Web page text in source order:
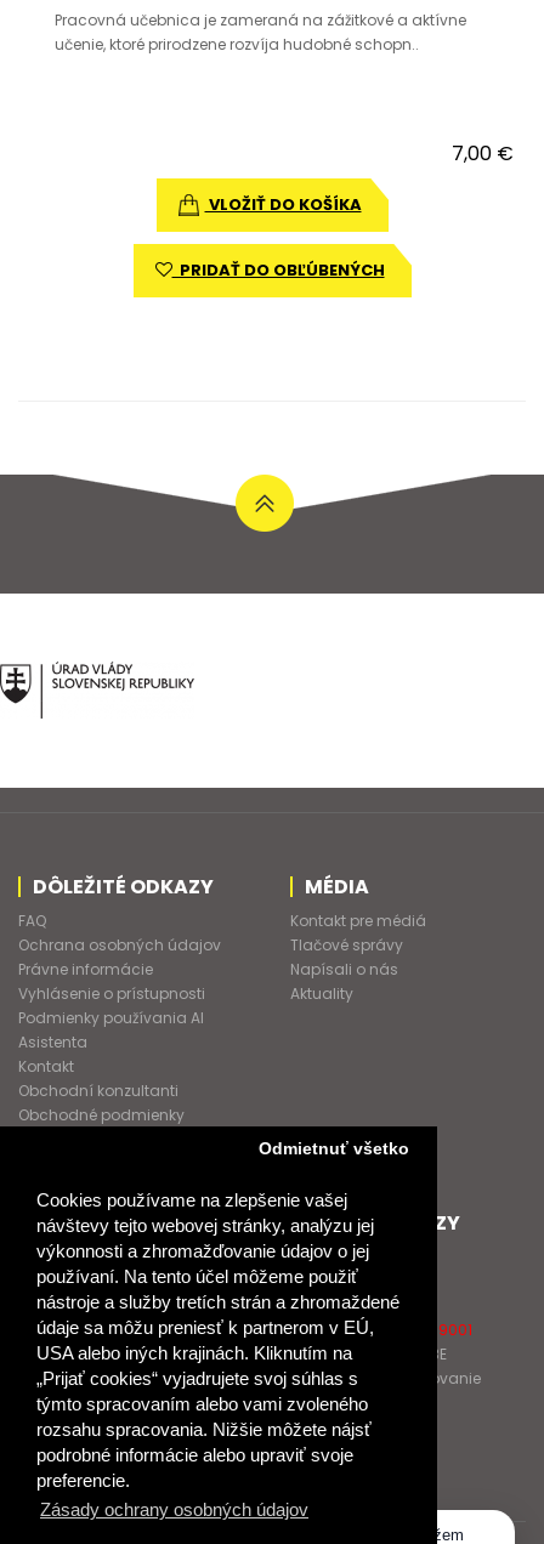
Cookies používame na zlepšenie vašej
návštevy tejto webovej stránky, analýzu jej
výkonnosti a zhromažďovanie údajov o jej
používaní. Na tento účel môžeme použiť
nástroje a služby tretích strán a zhromaždené
údaje sa môžu preniesť k partnerom v EÚ,
USA alebo iných krajinách. Kliknutím na
„Prijať cookies“ vyjadrujete svoj súhlas s
týmto spracovaním alebo vami zvoleného
rozsahu spracovania. Nižšie môžete nájsť
podrobné informácie alebo upraviť svoje
preferencie.
Zásady ochrany osobných údajov
Odmietnuť všetko
Pracovná učebnica je zameraná na zážitkové a aktívne
učenie, ktoré prirodzene rozvíja hudobné schopn..
7,00 €
VLOŽIŤ DO KOŠÍKA
PRIDAŤ DO OBĽÚBENÝCH
DÔLEŽITÉ ODKAZY
FAQ
Ochrana osobných údajov
Právne informácie
Vyhlásenie o prístupnosti
Podmienky používania AI
Asistenta
Kontakt
Obchodní konzultanti
Obchodné podmienky
MÉDIA
Kontakt pre médiá
Tlačové správy
Napísali o nás
Aktuality
SPOLUPRACUJEME
Podporujeme
Naše projekty
Spolupracujeme
Pošlite nám správu
ĎALŠIE ODKAZY
O Raabe
O Klett
Naši autori
Certifikát kvality ISO 9001
Klientska zóna RAABE
Katalógy na prelistovanie
NÁKUP
Odstúpiť od zmluvy
Dobrý deň, ako vám môžem